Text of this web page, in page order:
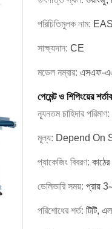
পরিচিতিমুলক নাম:
সাক্ষ্যদান: CE
মডেল নম্বার: এসএফ-
পেমেন্ট ও শিপিংয়ের
ন্যূনতম চাহিদার পরিমাণ:
মূল্য: Depend On
প্যাকেজিং বিবরণ:
ডেলিভারি সময়: প্রায়
পরিশোধের শর্ত: টিটি,